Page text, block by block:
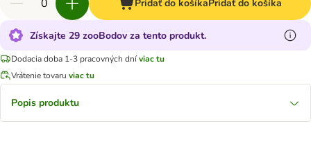
Pridať do košíkaPridať do košíka
Získajte 29 zooBodov za tento produkt.
Dodacia doba 1-3 pracovných dníviac tu
Vrátenie tovaru viac tu
Popis produktu